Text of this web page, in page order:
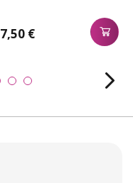
7,50 €